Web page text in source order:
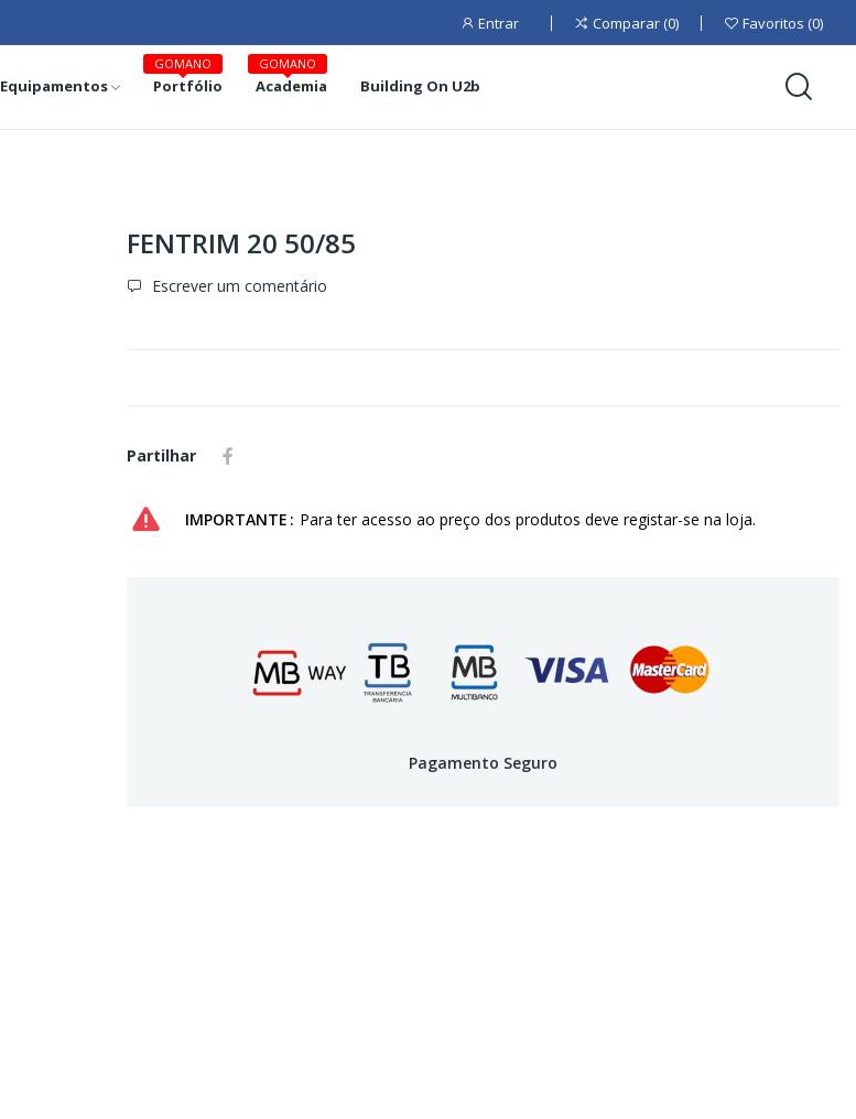
Entrar Comparar 0 Favoritos 0
Equipamentos Portfólio
GOMANO
Academia
GOMANO
Building On U2b
FENTRIM 20 50/85
Escrever um comentário
Partilhar
IMPORTANTE Para ter acesso ao preço dos produtos deve registar-se na loja.
Pagamento Seguro